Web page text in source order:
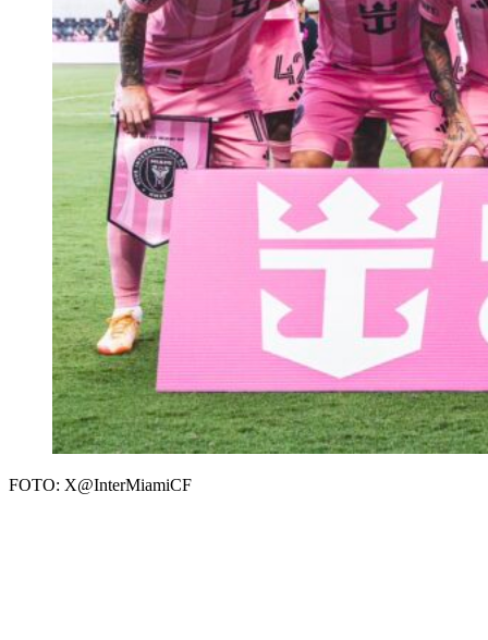
FOTO: X@InterMiamiCF